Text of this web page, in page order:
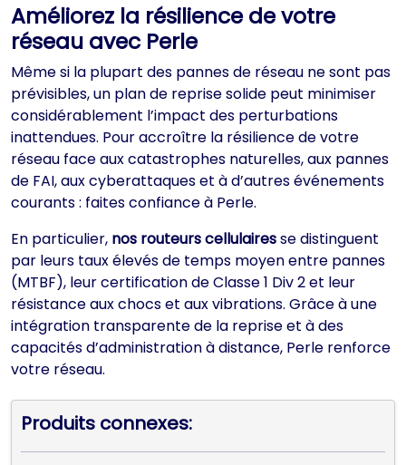
Améliorez la résilience de votre
réseau avec Perle
Même si la plupart des pannes de réseau ne sont pas
prévisibles, un plan de reprise solide peut minimiser
considérablement l’impact des perturbations
inattendues. Pour accroître la résilience de votre
réseau face aux catastrophes naturelles, aux pannes
de FAI, aux cyberattaques et à d’autres événements
courants : faites confiance à Perle.
En particulier, nos routeurs cellulairesse distinguent
par leurs taux élevés de temps moyen entre pannes
(MTBF), leur certification de Classe 1 Div 2 et leur
résistance aux chocs et aux vibrations. Grâce à une
intégration transparente de la reprise et à des
capacités d’administration à distance, Perle renforce
votre réseau.
Produits connexes: